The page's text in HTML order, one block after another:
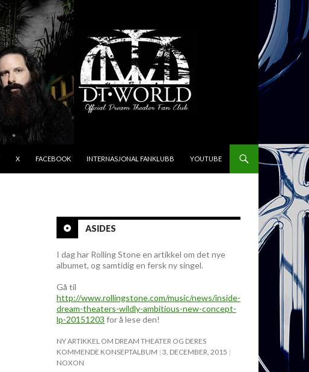
X FACEBOOK INTERNASJONAL FANKLUBB YOUTUBE
ASIDES
I dag har Rolling Stone en artikkel om det nye
albumet, og samtidig en fersk ny singel.
Gå til
http://www.rollingstone.com/music/news/inside-
dream-theaters-wildly-ambitious-new-concept-
lp-20151203 for å lese den!
NY ARTIKKEL OM DREAM THEATER OG DERES
KOMMENDE KONSEPTALBUM 3. DECEMBER, 2015
NOXON